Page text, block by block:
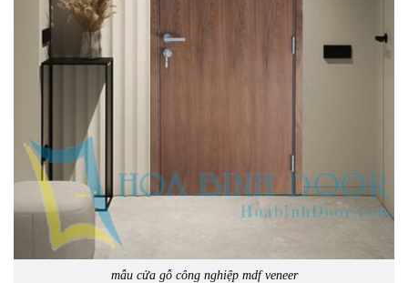
mẫu cửa gỗ công nghiệp mdf veneer